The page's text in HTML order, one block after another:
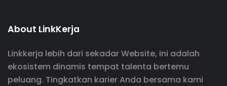
About LinkKerja
Linkkerja lebih dari sekadar Website, ini adalah
ekosistem dinamis tempat talenta bertemu
peluang. Tingkatkan karier Anda bersama kami